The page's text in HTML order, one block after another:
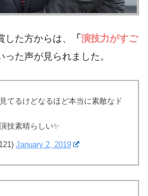
した方からは、 「 演技力がすご
った声が見られました。
てるけどなるほど本当に素敵なド
技素晴らしい✨
January 2, 2019